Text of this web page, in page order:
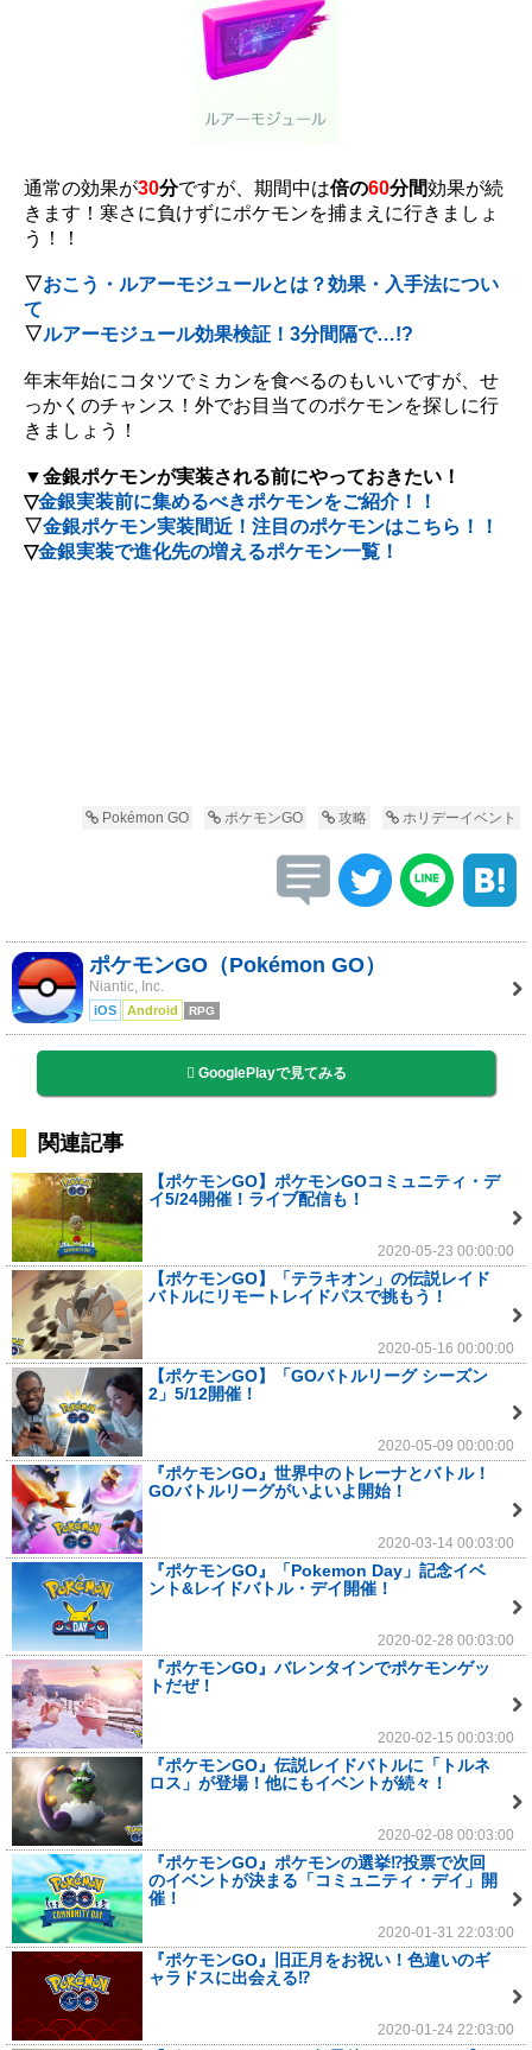
通常の効果が30分ですが、期間中は倍の60分間効果が続
きます！寒さに負けずにポケモンを捕まえに行きましょ
う！！
▽おこう・ルアーモジュールとは？効果・入手法につい
て
▽ルアーモジュール効果検証！3分間隔で…!?
年末年始にコタツでミカンを食べるのもいいですが、せ
っかくのチャンス！外でお目当てのポケモンを探しに行
きましょう！
▼金銀ポケモンが実装される前にやっておきたい！
▽金銀実装前に集めるべきポケモンをご紹介！！
▽金銀ポケモン実装間近！注目のポケモンはこちら！！
▽金銀実装で進化先の増えるポケモン一覧！
Pokémon GO ポケモンGO 攻略 ホリデーイベント
ポケモンGO（Pokémon GO）
Niantic, Inc.
iOS Android RPG
GooglePlayで見てみる
関連記事
【ポケモンGO】ポケモンGOコミュニティ・デ
イ5/24開催！ライブ配信も！
2020-05-23 00:00:00
【ポケモンGO】「テラキオン」の伝説レイド
バトルにリモートレイドパスで挑もう！
2020-05-16 00:00:00
【ポケモンGO】「GOバトルリーグ シーズン
2」5/12開催！
2020-05-09 00:00:00
『ポケモンGO』世界中のトレーナとバトル！
GOバトルリーグがいよいよ開始！
2020-03-14 00:03:00
『ポケモンGO』「Pokemon Day」記念イベ
ント&レイドバトル・デイ開催！
2020-02-28 00:03:00
『ポケモンGO』バレンタインでポケモンゲッ
トだぜ！
2020-02-15 00:03:00
『ポケモンGO』伝説レイドバトルに「トルネ
ロス」が登場！他にもイベントが続々！
2020-02-08 00:03:00
『ポケモンGO』ポケモンの選挙⁉投票で次回
のイベントが決まる「コミュニティ・デイ」開
催！
2020-01-31 22:03:00
『ポケモンGO』旧正月をお祝い！色違いのギ
ャラドスに出会える⁉
2020-01-24 22:03:00